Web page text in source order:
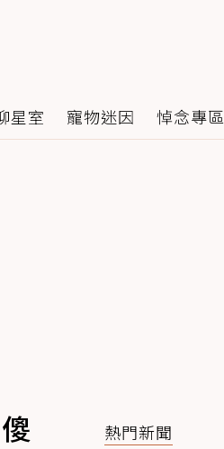
星室 寵物迷因 悼念專區
熱門新聞